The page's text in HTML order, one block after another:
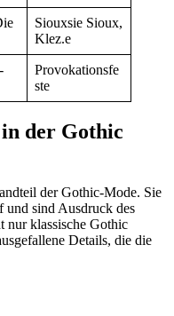
Siouxsie Sioux,
Klez.e
Provokationsfe
ste
in der Gothic
der Gothic-Mode. Sie
und sind Ausdruck des
nur klassische Gothic
Details, die die